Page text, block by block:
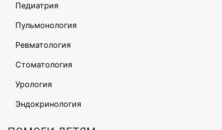
Педиатрия
Пульмонология
Ревматология
Стоматология
Урология
Эндокринология